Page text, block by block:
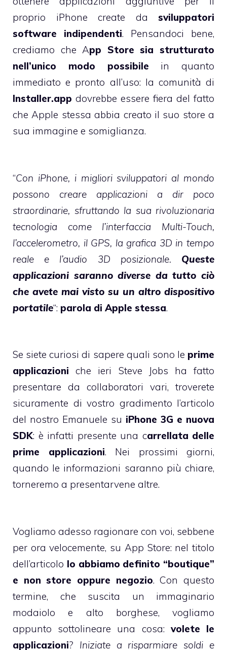
proprio iPhone create da sviluppatori
software indipendenti. Pensandoci bene,
crediamo che App Store sia strutturato
nell’unico modo possibile in quanto
immediato e pronto all’uso: la comunità di
Installer.app dovrebbe essere fiera del fatto
che Apple stessa abbia creato il suo store a
sua immagine e somiglianza.
“Con iPhone, i migliori sviluppatori al mondo
possono creare applicazioni a dir poco
straordinarie, sfruttando la sua rivoluzionaria
tecnologia come l’interfaccia Multi-Touch,
l’accelerometro, il GPS, la grafica 3D in tempo
reale e l’audio 3D posizionale. Queste
applicazioni saranno diverse da tutto ciò
che avete mai visto su un altro dispositivo
portatile“: parola di Apple stessa.
Se siete curiosi di sapere quali sono le prime
applicazioni che ieri Steve Jobs ha fatto
presentare da collaboratori vari, troverete
sicuramente di vostro gradimento l’articolo
del nostro Emanuele su iPhone 3G e nuova
SDK: è infatti presente una carrellata delle
prime applicazioni. Nei prossimi giorni,
quando le informazioni saranno più chiare,
torneremo a presentarvene altre.
Vogliamo adesso ragionare con voi, sebbene
per ora velocemente, su App Store: nel titolo
dell’articolo lo abbiamo definito “boutique”
e non store oppure negozio. Con questo
termine, che suscita un immaginario
modaiolo e alto borghese, vogliamo
appunto sottolineare una cosa: volete le
applicazioni? Iniziate a risparmiare soldi e